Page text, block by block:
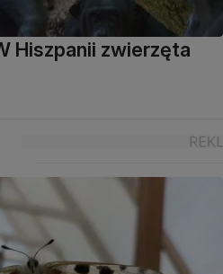
Hiszpanii zwierzęta